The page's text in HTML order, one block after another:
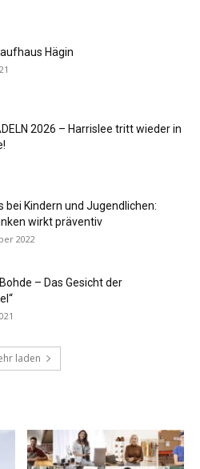
Hägin
2026 – Harrislee tritt wieder in
bei Kindern und Jugendlichen:
wirkt präventiv
2022
– Das Gesicht der
laden